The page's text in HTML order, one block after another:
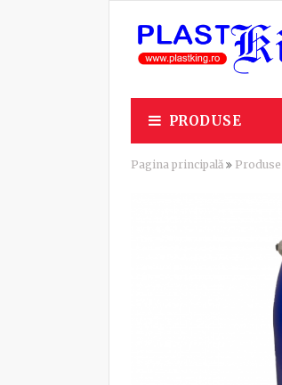
PRODUSE
Pagina principală